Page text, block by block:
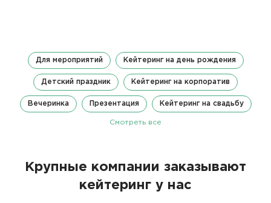
Для мероприятий Кейтеринг на день рождения
Детский праздник Кейтеринг на корпоратив
Вечеринка Презентация Кейтеринг на свадьбу
Смотреть все
Крупные компании заказывают
кейтеринг у нас